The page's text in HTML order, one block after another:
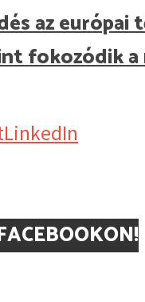
az európai
fokozódik
LinkedIn